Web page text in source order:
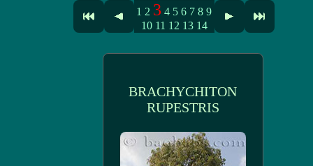
1 2 3 4 5 6 7 8 9
10 11 12 13 14
BRACHYCHITON
RUPESTRIS